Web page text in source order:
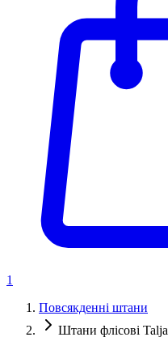
1
Повсякденні штани
Штани флісові Talja